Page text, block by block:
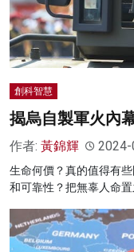
創科智慧
揭烏自製軍火內
作者: 黃錦輝 2024-
生命何價？真的值得有
和可靠性？把無辜人命置